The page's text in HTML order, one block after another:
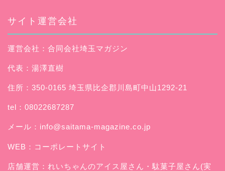
サイト運営会社
運営会社：合同会社埼玉マガジン
代表：湯澤直樹
住所：350-0165 埼玉県比企郡川島町中山1292-21
tel：08022687287
メール： info@saitama-magazine.co.jp
WEB： コーポレートサイト
店舗運営： れいちゃんのアイス屋さん ・駄菓子屋さん(実